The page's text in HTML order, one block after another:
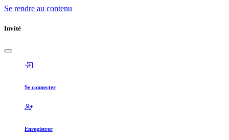
Se rendre au contenu
Invité
Se connecter
Enregistrer